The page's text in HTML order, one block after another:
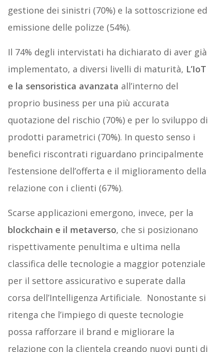
gestione dei sinistri (70%) e la sottoscrizione ed
emissione delle polizze (54%).
Il 74% degli intervistati ha dichiarato di aver già
implementato, a diversi livelli di maturità, L’IoT
e la sensoristica avanzata all’interno del
proprio business per una più accurata
quotazione del rischio (70%) e per lo sviluppo di
prodotti parametrici (70%). In questo senso i
benefici riscontrati riguardano principalmente
l’estensione dell’offerta e il miglioramento della
relazione con i clienti (67%).
Scarse applicazioni emergono, invece, per la
blockchain e il metaverso, che si posizionano
rispettivamente penultima e ultima nella
classifica delle tecnologie a maggior potenziale
per il settore assicurativo e superate dalla
corsa dell’Intelligenza Artificiale. Nonostante si
ritenga che l’impiego di queste tecnologie
possa rafforzare il brand e migliorare la
relazione con la clientela creando nuovi punti di